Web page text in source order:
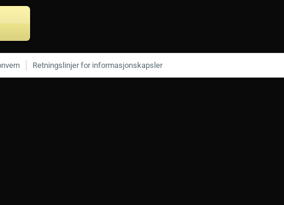
Retningslinjer for informasjonskapsler